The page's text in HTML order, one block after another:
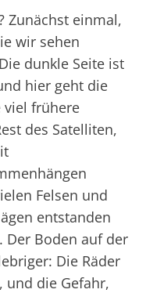
Zunächst einmal,
wir sehen
dunkle Seite ist
hier geht die
viel frühere
des Satelliten,
Felsen und
entstanden
Der Boden auf der
Die Räder
und die Gefahr,